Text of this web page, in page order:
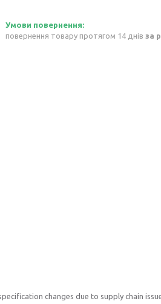
повернення товару протягом 14 днів за
changes due to supply chain